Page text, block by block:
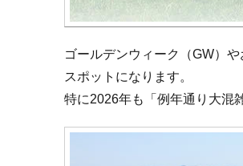
ゴールデンウィーク（GW）
スポットになります。
特に2026年も「例年通り大混